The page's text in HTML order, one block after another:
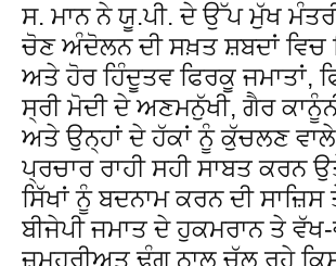
ਸ. ਮਾਨ ਨੇ ਯੂ.ਪੀ. ਦੇ ਉੱਪ ਮੁੱਖ
ਚੋਣ ਅੰਦੋਲਨ ਦੀ ਸਖ਼ਤ ਸ਼ਬਦਾਂ ਵਿਚ
ਅਤੇ ਹੋਰ ਹਿੰਦੂਤਵ ਫਿਰਕੂ
ਸ੍ਰੀ ਮੋਦੀ ਦੇ ਅਣਮਨੁੱਖੀ, ਗੈਰ
ਅਤੇ ਉਨ੍ਹਾਂ ਦੇ ਹੱਕਾਂ ਨੂੰ ਕੁੱਚਲਣ
ਪ੍ਰਚਾਰ ਰਾਹੀ ਸਹੀ ਸਾਬਤ
ਸਿੱਖਾਂ ਨੂੰ ਬਦਨਾਮ ਕਰਨ ਦੀ
ਬੀਜੇਪੀ ਜਮਾਤ ਦੇ ਹੁਕਮਰਾਨ ਤੇ
ਜ਼ਮਹੂਰੀਅਤ ਢੰਗ ਨਾਲ ਚੱਲ ਰਹੇ